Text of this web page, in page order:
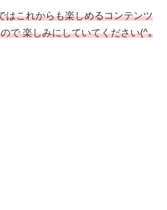
はこれからも楽しめるコンテンツ
で 楽しみにしていてください(^｡